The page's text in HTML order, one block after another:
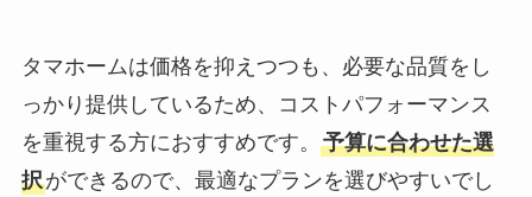
タマホームは価格を抑えつつも、必要な品質をし
っかり提供しているため、コストパフォーマンス
を重視する方におすすめです。 予算に合わせた選
択ができるので、最適なプランを選びやすいでし